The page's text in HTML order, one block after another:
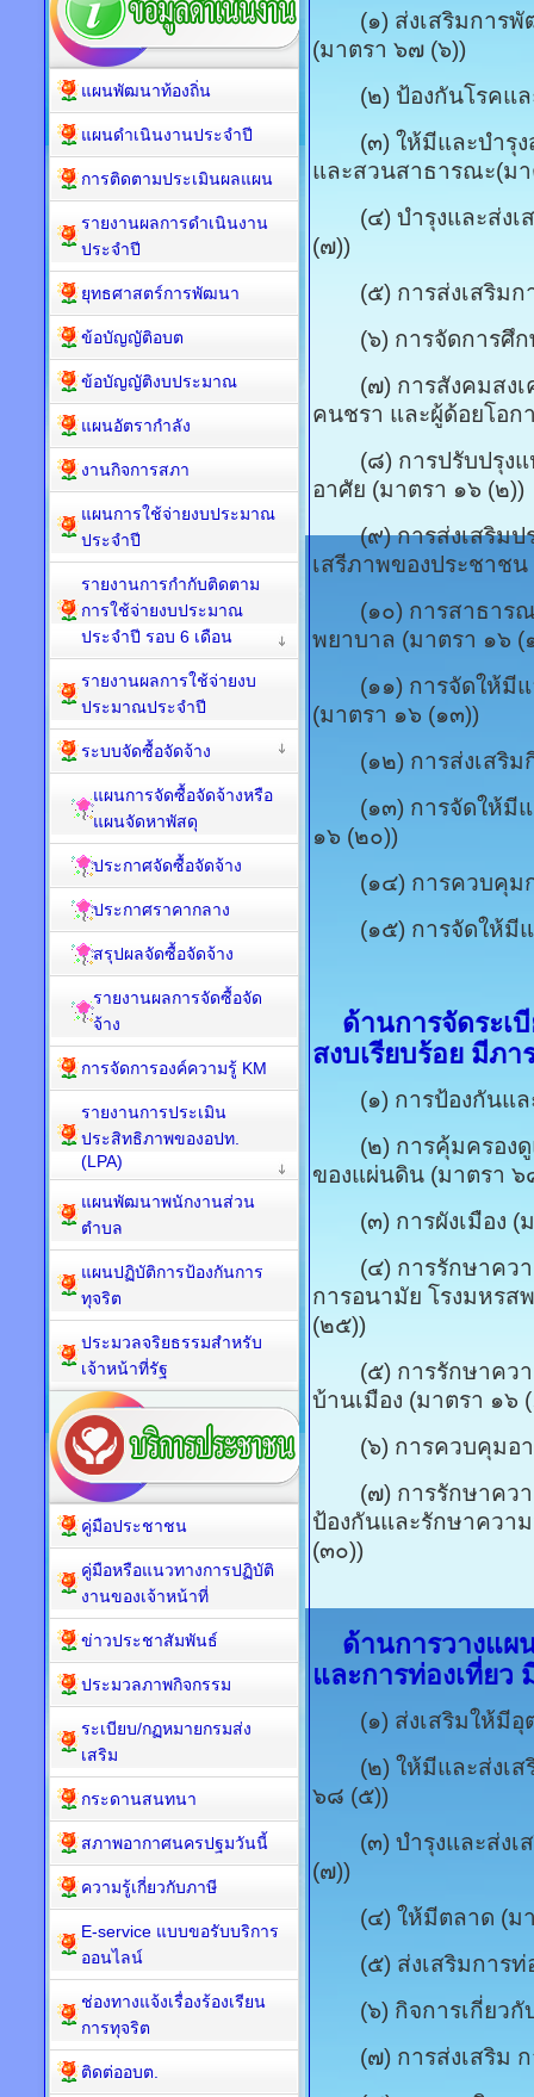
(๑) ส่งเสริมการพัฒ
(มาตรา ๖๗ (๖))
(๒) ป้องกันโรคและ
(๓) ให้มีและบำรุงส
และสวนสาธารณะ(ม
(๔) บำรุงและส่งเส
(๗))
(๕) การส่งเสริมกา
(๖) การจัดการศึก
(๗) การสังคมสงเ
คนชรา และผู้ด้อยโอก
(๘) การปรับปรุงแห
อาศัย (มาตรา ๑๖ (๒))
(๙) การส่งเสริมปร
เสรีภาพของประชาช
(๑๐) การสาธารณสุ
พยาบาล (มาตรา ๑๖ (
(๑๑) การจัดให้มีแล
(มาตรา ๑๖ (๑๓))
(๑๒) การส่งเสริมกี
(๑๓) การจัดให้มีแ
๑๖ (๒๐))
(๑๔) การควบคุมกา
(๑๕) การจัดให้มีแ
ด้านการจัดระเ
สงบเรียบร้อย มีภ
(๑) การป้องกันและ
(๒) การคุ้มครองดู
ของแผ่นดิน (มาตรา
(๓) การผังเมือง (ม
(๔) การรักษาความ
การอนามัย โรงมหร
(๒๕))
(๕) การรักษาความ
บ้านเมือง (มาตรา ๑๖
(๖) การควบคุมอา
(๗) การรักษาความ
ป้องกันและรักษาควา
(๓๐))
ด้านการวางแผ
และการท่องเที่ยว
(๑) ส่งเสริมให้มีอุต
(๒) ให้มีและส่งเสริ
๖๘ (๕))
(๓) บำรุงและส่งเส
(๗))
(๔) ให้มีตลาด (มา
(๕) ส่งเสริมการท่อ
(๖) กิจการเกี่ยวกั
(๗) การส่งเสริม ก
แผนพัฒนาท้องถิ่น
แผนดำเนินงานประจำปี
การติดตามประเมินผลแผน
รายงานผลการดำเนินงาน
ประจำปี
ยุทธศาสตร์การพัฒนา
ข้อบัญญัติอบต
ข้อบัญญัติงบประมาณ
แผนอัตรากำลัง
งานกิจการสภา
แผนการใช้จ่ายงบประมาณ
ประจำปี
รายงานการกำกับติดตาม
การใช้จ่ายงบประมาณ
ประจำปี รอบ 6 เดือน
รายงานผลการใช้จ่ายงบ
ประมาณประจำปี
ระบบจัดซื้อจัดจ้าง
แผนการจัดซื้อจัดจ้างหรือ
แผนจัดหาพัสดุ
ประกาศจัดซื้อจัดจ้าง
ประกาศราคากลาง
สรุปผลจัดซื้อจัดจ้าง
รายงานผลการจัดซื้อจัด
จ้าง
การจัดการองค์ความรู้ KM
รายงานการประเมิน
ประสิทธิภาพของอปท.
(LPA)
แผนพัฒนาพนักงานส่วน
ตำบล
แผนปฏิบัติการป้องกันการ
ทุจริต
ประมวลจริยธรรมสำหรับ
เจ้าหน้าที่รัฐ
คู่มือประชาชน
คู่มือหรือแนวทางการปฏิบัติ
งานของเจ้าหน้าที่
ข่าวประชาสัมพันธ์
ประมวลภาพกิจกรรม
ระเบียบ/กฏหมายกรมส่ง
เสริม
กระดานสนทนา
สภาพอากาศนครปฐมวันนี้
ความรู้เกี่ยวกับภาษี
E-service แบบขอรับบริการ
ออนไลน์
ช่องทางแจ้งเรื่องร้องเรียน
การทุจริต
ติดต่ออบต.